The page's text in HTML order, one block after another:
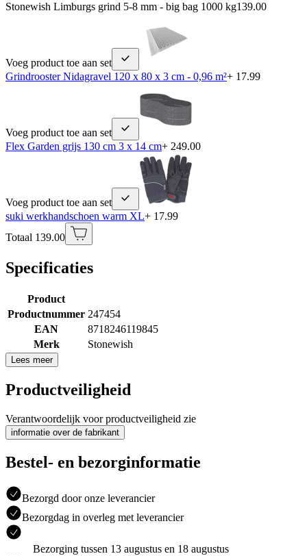
Stonewish Limburgs grind 5-8 mm - big bag 1000 kg139.00
Voeg product toe aan set
Grindrooster Nidagravel 120 x 80 x 3 cm - 0,96 m²+ 17.99
Voeg product toe aan set
Flex Garden grijs 130 cm 3 x 14 cm+ 249.00
Voeg product toe aan set
suki werkhandschoen warm XL+ 17.99
Totaal 139.00
Specificaties
Product
Productnummer 247454
EAN
8718246119845
Merk
Stonewish
Lees meer
Productveiligheid
Verantwoordelijk voor productveiligheid zie
informatie over de fabrikant
Bestel- en bezorginformatie
Bezorgd door onze leverancier
Bezorgdag in overleg met leverancier
Bezorging tussen 13 augustus en 18 augustus